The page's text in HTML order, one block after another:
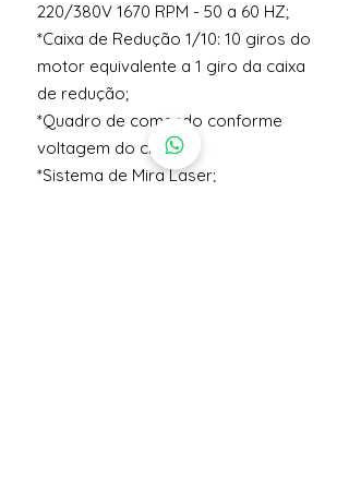
220/380V 1670 RPM - 50 a 60 HZ;
*Caixa de Redução 1/10: 10 giros do
motor equivalente a 1 giro da caixa
de redução;
*Quadro de comando conforme
voltagem do cliente;
*Sistema de Mira Laser;